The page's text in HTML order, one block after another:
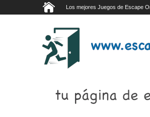
Los mejores Juegos de Escape